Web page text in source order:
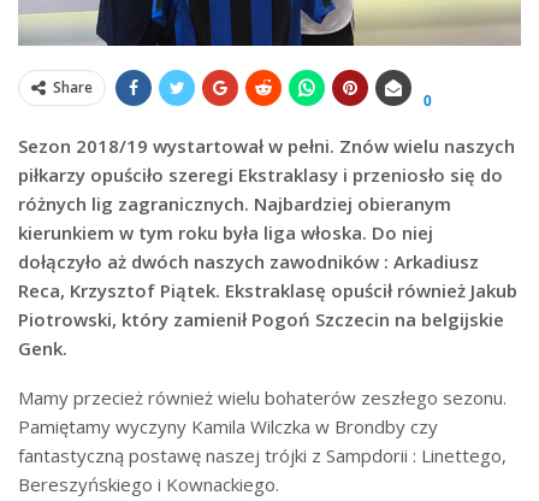
Share
0
Sezon 2018/19 wystartował w pełni. Znów wielu naszych
piłkarzy opuściło szeregi Ekstraklasy i przeniosło się do
różnych lig zagranicznych. Najbardziej obieranym
kierunkiem w tym roku była liga włoska. Do niej
dołączyło aż dwóch naszych zawodników : Arkadiusz
Reca, Krzysztof Piątek. Ekstraklasę opuścił również Jakub
Piotrowski, który zamienił Pogoń Szczecin na belgijskie
Genk.
Mamy przecież również wielu bohaterów zeszłego sezonu.
Pamiętamy wyczyny Kamila Wilczka w Brondby czy
fantastyczną postawę naszej trójki z Sampdorii : Linettego,
Bereszyńskiego i Kownackiego.